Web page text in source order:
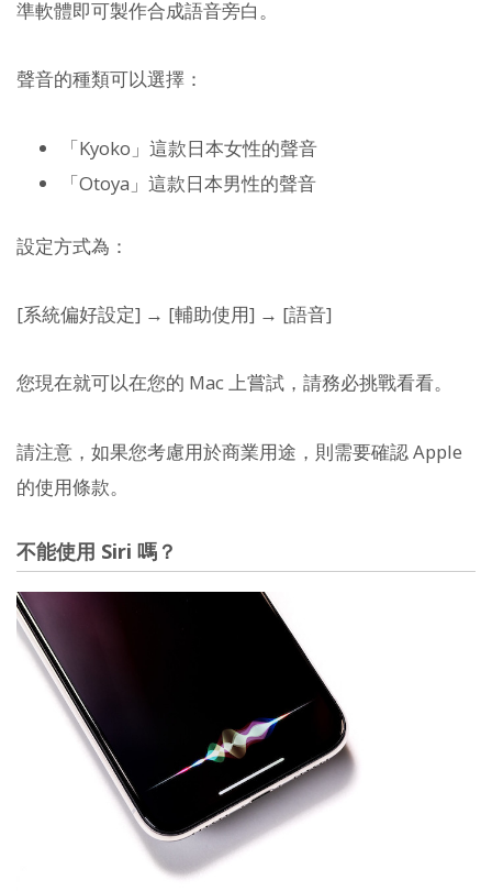
準軟體即可製作合成語音旁白。
聲音的種類可以選擇：
「Kyoko」這款日本女性的聲音
「Otoya」這款日本男性的聲音
設定方式為：
[系統偏好設定] → [輔助使用] → [語音]
您現在就可以在您的 Mac 上嘗試，請務必挑戰看看。
請注意，如果您考慮用於商業用途，則需要確認 Apple
的使用條款。
不能使用 Siri 嗎？